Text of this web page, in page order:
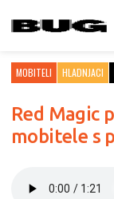
MOBITELI HLADNJACI
Red Magic
mobitele s